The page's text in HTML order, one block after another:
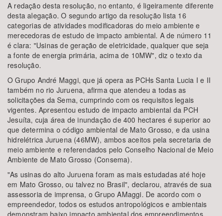
A redação desta resolução, no entanto, é ligeiramente diferente
desta alegação. O segundo artigo da resolução lista 16
categorias de atividades modificadoras do meio ambiente e
merecedoras de estudo de impacto ambiental. A de número 11
é clara: "Usinas de geração de eletricidade, qualquer que seja
a fonte de energia primária, acima de 10MW", diz o texto da
resolução.
O Grupo André Maggi, que já opera as PCHs Santa Lucia I e II
também no rio Juruena, afirma que atendeu a todas as
solicitações da Sema, cumprindo com os requisitos legais
vigentes. Apresentou estudo de impacto ambiental da PCH
Jesuíta, cuja área de inundação de 400 hectares é superior ao
que determina o código ambiental de Mato Grosso, e da usina
hidrelétrica Juruena (46MW), ambos aceitos pela secretaria de
meio ambiente e referendados pelo Conselho Nacional de Meio
Ambiente de Mato Grosso (Consema).
"As usinas do alto Juruena foram as mais estudadas até hoje
em Mato Grosso, ou talvez no Brasil", declarou, através de sua
assessoria de imprensa, o Grupo AMaggi. De acordo com o
empreendedor, todos os estudos antropológicos e ambientais
demonstram baixo impacto ambiental dos empreendimentos.